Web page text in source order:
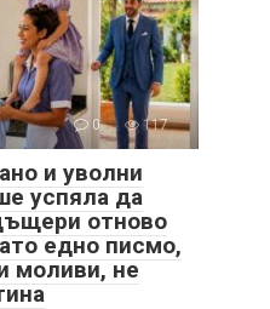
0 117
и уволни
успяла да
отново
едно писмо,
моливи, не